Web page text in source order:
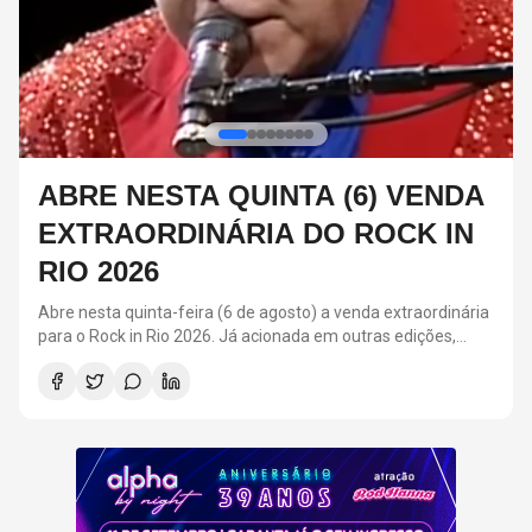
U2 FALA SOBRE HOMENAGEM
PARA GLEN HANSARD E
PUBLICA NOVA LETRA DE
"BEAUTIFUL DAY”
Funeral do músico aconteceu na última terça-feira (4), em
Dublin, na Inglaterra